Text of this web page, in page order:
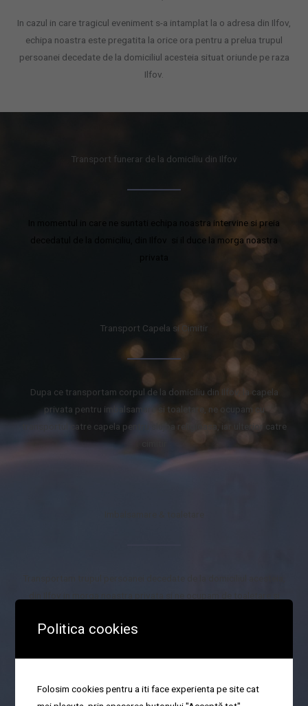
In cazul in care tragicul eveniment s-a intamplat la o adresa din Ilfov,
echipa noastra este pregatita la orice ora pentru a prelua trupul
persoanei decedate de la domiciliul acesteia situat oriunde pe raza
Ilfov.
Transport funerar de la domiciliu din Ilfov
In momentul in care ne suntati echipa noastra intervine si preia
decedatul de la domiciliu, din Ilfov si il duce la morga noastra
Transport Capela si Cimitir
Dupa ce transportam corpul de la domiciliu din Ilfov, la capela
privata pentru imbalsamare si toaletare, ne ocupam cu
transportul catre capela pentru slujba religioasa, iar ulterior catre
Organizare parastas
Politica cookies
Folosim cookies pentru a iti face experienta pe site cat